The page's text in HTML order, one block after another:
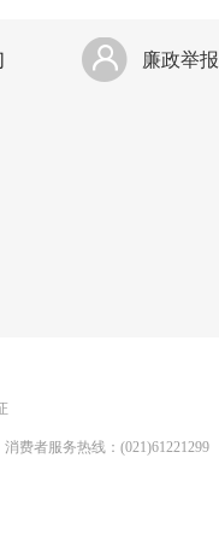
廉政举报
消费者服务热线：(021)61221299